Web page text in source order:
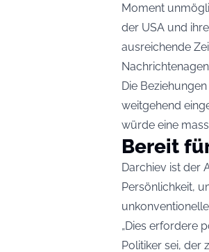
Moment
der USA und
ausreichende
Die
weitgehend
würde eine
Bereit
Darchiev ist der
Persönlichkeit,
„Dies erfordere
Politiker sei, der